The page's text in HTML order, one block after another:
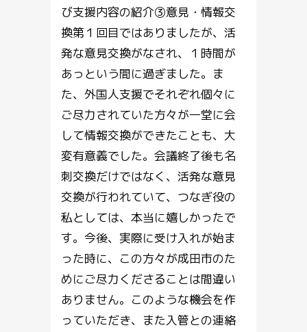
び支援内容の紹介③意見・情報交
換第１回目ではありましたが、活
発な意見交換がなされ、１時間が
あっという間に過ぎました。ま
た、外国人支援でそれぞれ個々に
ご尽力されていた方々が一堂に会
して情報交換ができたことも、大
変有意義でした。会議終了後も名
刺交換だけではなく、活発な意見
交換が行われていて、つなぎ役の
私としては、本当に嬉しかったで
す。今後、実際に受け入れが始ま
った時に、この方々が成田市のた
めにご尽力くださることは間違い
ありません。このような機会を作
っていただき、また入管との連絡